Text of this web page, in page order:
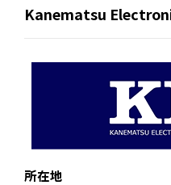
Kanematsu
所在地